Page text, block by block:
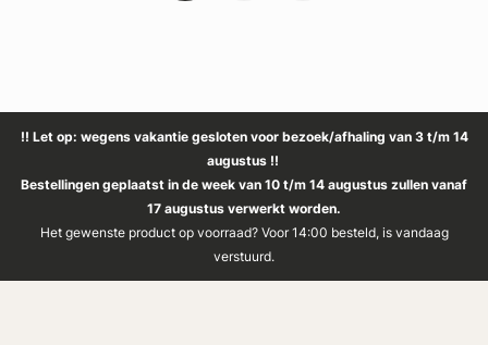
!! Let op: wegens vakantie gesloten voor bezoek/afhaling van 3 t/m 14
augustus !!
Bestellingen geplaatst in de week van 10 t/m 14 augustus zullen vanaf
17 augustus verwerkt worden.
Het gewenste product op voorraad? Voor 14:00 besteld, is vandaag
verstuurd.